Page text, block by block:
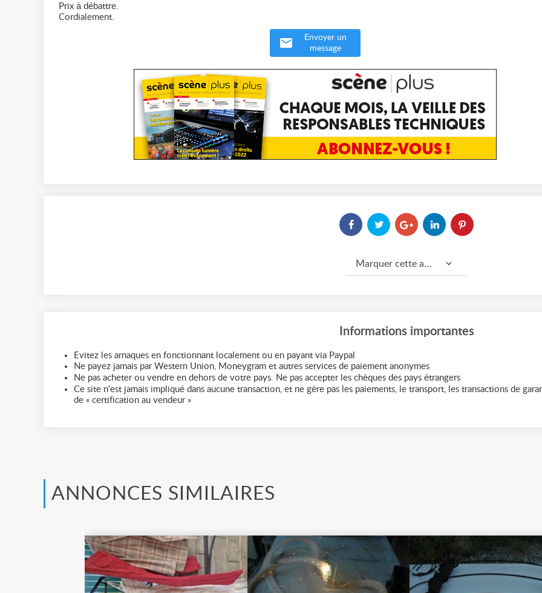
Prix à débattre.
Cordialement.
Envoyer un
message
Marquer cette annonce comme...
Informations importantes
Evitez les arnaques en fonctionnant localement ou en payant via Paypal
Ne payez jamais par Western Union, Moneygram et autres services de paiement anonymes
Ne pas acheter ou vendre en dehors de votre pays. Ne pas accepter les chèques des pays étrangers
Ce site n'est jamais impliqué dans aucune transaction, et ne gère pas les paiements, le transport, les transactions de
de « certification au vendeur »
ANNONCES SIMILAIRES